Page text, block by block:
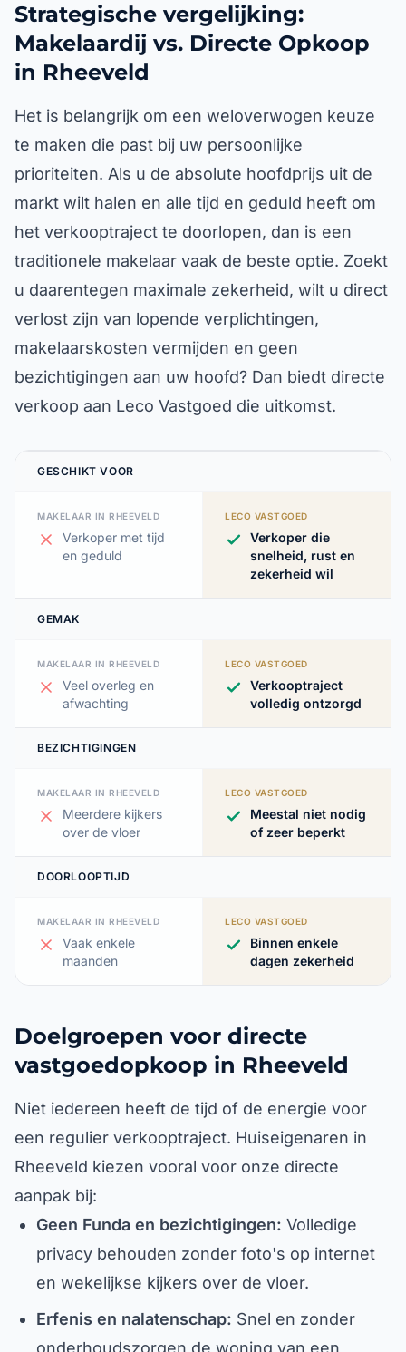
Strategische vergelijking:
Makelaardij vs. Directe Opkoop
in Rheeveld
Het is belangrijk om een weloverwogen keuze
te maken die past bij uw persoonlijke
prioriteiten. Als u de absolute hoofdprijs uit de
markt wilt halen en alle tijd en geduld heeft om
het verkooptraject te doorlopen, dan is een
traditionele makelaar vaak de beste optie. Zoekt
u daarentegen maximale zekerheid, wilt u direct
verlost zijn van lopende verplichtingen,
makelaarskosten vermijden en geen
bezichtigingen aan uw hoofd? Dan biedt directe
verkoop aan Leco Vastgoed die uitkomst.
GESCHIKT VOOR
MAKELAAR IN RHEEVELD
Verkoper met tijd
en geduld
LECO VASTGOED
Verkoper die
snelheid, rust en
zekerheid wil
GEMAK
MAKELAAR IN RHEEVELD
Veel overleg en
afwachting
LECO VASTGOED
Verkooptraject
volledig ontzorgd
BEZICHTIGINGEN
MAKELAAR IN RHEEVELD
Meerdere kijkers
over de vloer
LECO VASTGOED
Meestal niet nodig
of zeer beperkt
DOORLOOPTIJD
MAKELAAR IN RHEEVELD
Vaak enkele
maanden
LECO VASTGOED
Binnen enkele
dagen zekerheid
Doelgroepen voor directe
vastgoedopkoop in Rheeveld
Niet iedereen heeft de tijd of de energie voor
een regulier verkooptraject. Huiseigenaren in
Rheeveld kiezen vooral voor onze directe
aanpak bij:
Geen Funda en bezichtigingen: Volledige
privacy behouden zonder foto's op internet
en wekelijkse kijkers over de vloer.
Erfenis en nalatenschap: Snel en zonder
onderhoudszorgen de woning van een